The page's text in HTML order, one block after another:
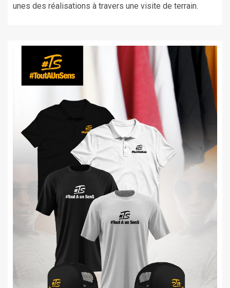
unes des réalisations à travers une visite de terrain.